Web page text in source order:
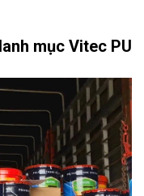
mục Vitec PU